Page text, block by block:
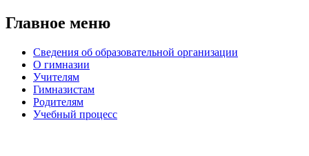
Главное меню
Сведения об образовательной организации
О гимназии
Учителям
Гимназистам
Родителям
Учебный процесс